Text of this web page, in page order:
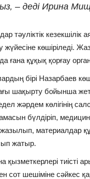
– деді Ирина
тәуліктік
жүйесіне көшіріледі.
ғана құқық қорғау
бірі Назарбаев
шақырту бойынша
жәрдем көлігінің
бүлдіріп,
материалдар
жатыр.
қызметкерлері
сот шешіміне сәйкес
екі жерден қимақтарға